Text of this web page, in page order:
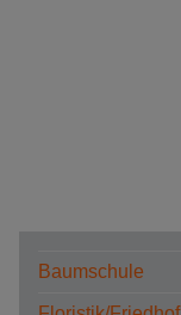
Baumschule